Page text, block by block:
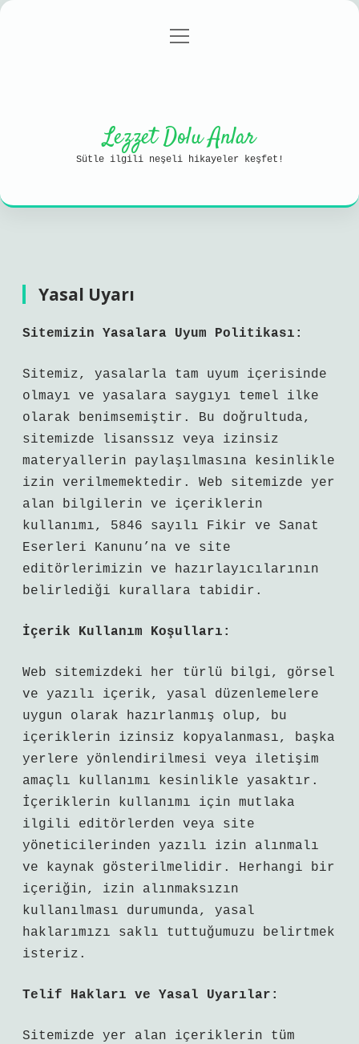
Gizlilik Politikası
menüyü
Lezzet Dolu Anlar
Sütle ilgili neşeli hikayeler keşfet!
Yasal Uyarı
Sitemizin Yasalara Uyum Politikası:
Sitemiz, yasalarla tam uyum içerisinde
olmayı ve yasalara saygıyı temel ilke
olarak benimsemiştir. Bu doğrultuda,
sitemizde lisanssız veya izinsiz
materyallerin paylaşılmasına kesinlikle
izin verilmemektedir. Web sitemizde yer
alan bilgilerin ve içeriklerin
kullanımı, 5846 sayılı Fikir ve Sanat
Eserleri Kanunu’na ve site
editörlerimizin ve hazırlayıcılarının
belirlediği kurallara tabidir.
İçerik Kullanım Koşulları:
Web sitemizdeki her türlü bilgi, görsel
ve yazılı içerik, yasal düzenlemelere
uygun olarak hazırlanmış olup, bu
içeriklerin izinsiz kopyalanması, başka
yerlere yönlendirilmesi veya iletişim
amaçlı kullanımı kesinlikle yasaktır.
İçeriklerin kullanımı için mutlaka
ilgili editörlerden veya site
yöneticilerinden yazılı izin alınmalı
ve kaynak gösterilmelidir. Herhangi bir
içeriğin, izin alınmaksızın
kullanılması durumunda, yasal
haklarımızı saklı tuttuğumuzu belirtmek
isteriz.
Telif Hakları ve Yasal Uyarılar:
Sitemizde yer alan içeriklerin tüm